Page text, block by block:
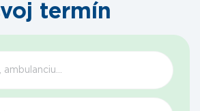
termín